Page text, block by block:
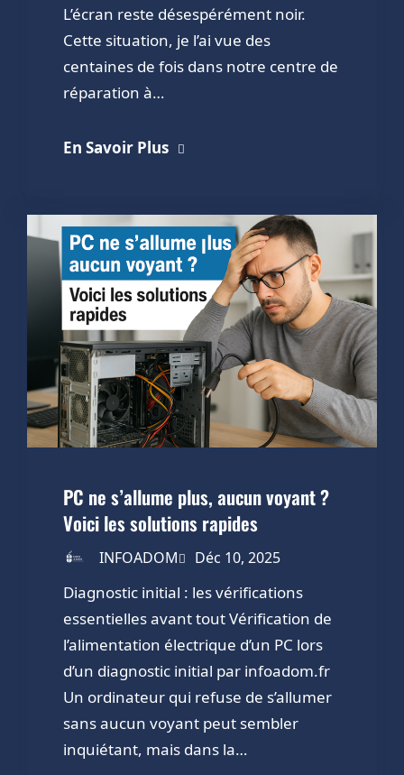
L’écran reste désespérément noir.
Cette situation, je l’ai vue des
centaines de fois dans notre centre de
réparation à…
En Savoir Plus
PC ne s’allume plus, aucun voyant ?
Voici les solutions rapides
INFOADOM Déc 10, 2025
Diagnostic initial : les vérifications
essentielles avant tout Vérification de
l’alimentation électrique d’un PC lors
d’un diagnostic initial par infoadom.fr
Un ordinateur qui refuse de s’allumer
sans aucun voyant peut sembler
inquiétant, mais dans la…